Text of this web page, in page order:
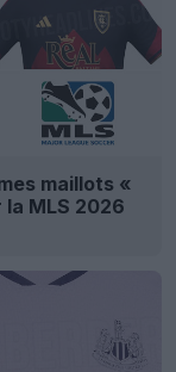
maillots «
MLS 2026